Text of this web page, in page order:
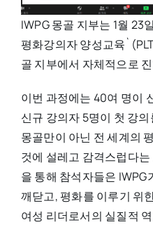
IWPG 몽골 지부는 1월 23
평화강의자 양성교육
골 지부에서 자체적으로
이번 과정에는 40여 명이
신규 강의자 5명이 첫 강
몽골만이 아닌 전 세계의
것에 설레고 감격스럽다는
을 통해 참석자들은
깨닫고, 평화를 이루기 위
여성 리더로서의 실질적